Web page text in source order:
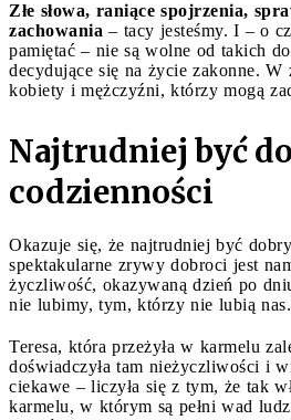
Złe słowa, raniące spojrzenia,
zachowania – tacy jesteśmy. I – o
pamiętać – nie są wolne od takich
decydujące się na życie zakonne. W
kobiety i mężczyźni, którzy mogą
Najtrudniej być
codzienności
Okazuje się, że najtrudniej być
spektakularne zrywy dobroci jest
życzliwość, okazywaną dzień po
nie lubimy, tym, którzy nie lubią nas.
Teresa, która przeżyła w karmelu
doświadczyła tam nieżyczliwości i
ciekawe – liczyła się z tym, że tak
karmelu, w którym są pełni wad